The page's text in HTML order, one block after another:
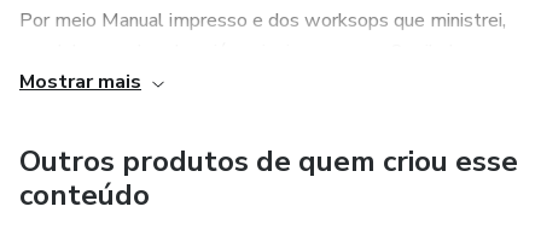
Por meio Manual impresso e dos worksops que ministrei,
Carolina Herrera e outras marcas famosas.
Mostrar mais
Outros produtos de quem criou esse
conteúdo